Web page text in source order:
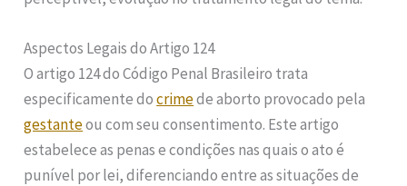
Aspectos Legais do Artigo 124
O artigo 124 do Código Penal Brasileiro trata
especificamente docrimede aborto provocado pela
gestanteou com seu consentimento. Este artigo
estabelece as penas e condições nas quais o ato é
punível por lei, diferenciando entre as situações de